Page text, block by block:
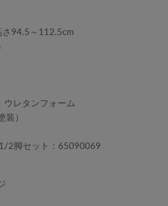
94.5～112.5cm
レタンフォーム
）
2脚セット：65090069